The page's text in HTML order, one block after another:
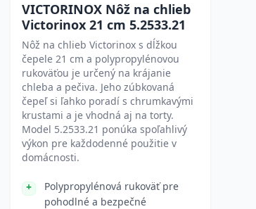
VICTORINOX Nôž na chlieb
Victorinox 21 cm 5.2533.21
Nôž na chlieb Victorinox s dĺžkou
čepele 21 cm a polypropylénovou
rukoväťou je určený na krájanie
chleba a pečiva. Jeho zúbkovaná
čepeľ si ľahko poradí s chrumkavými
krustami a je vhodná aj na torty.
Model 5.2533.21 ponúka spoľahlivý
výkon pre každodenné použitie v
domácnosti.
Polypropylénová rukoväť pre
pohodlné a bezpečné